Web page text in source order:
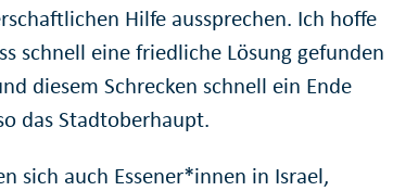
Hilfe aussprechen. Ich hoffe
schnell eine friedliche Lösung gefunden
diesem Schrecken schnell ein Ende
das Stadtoberhaupt.
sich auch Essener*innen in Israel,